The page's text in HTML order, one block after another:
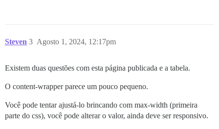
Steven Agosto 1, 2024, 12:17pm
3
Existem duas questões com esta página publicada e a tabela.
O content-wrapper parece um pouco pequeno.
Você pode tentar ajustá-lo brincando com max-width (primeira
parte do css), você pode alterar o valor, ainda deve ser responsivo.